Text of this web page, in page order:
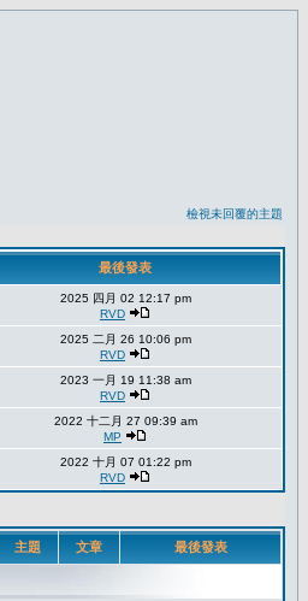
檢視未回覆的主題
主題 文章 最後發表